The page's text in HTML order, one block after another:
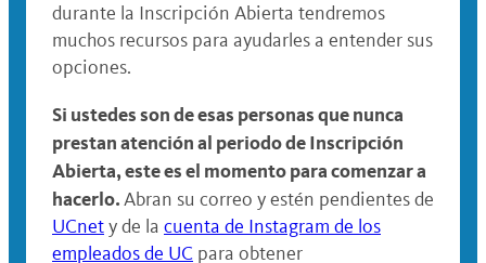
durante la Inscripción Abierta tendremos
muchos recursos para ayudarles a entender sus
opciones.
Si ustedes son de esas personas que nunca
prestan atención al periodo de Inscripción
Abierta, este es el momento para comenzar a
hacerlo.Abran su correo y estén pendientes de
UCnety de la cuenta de Instagram de los
empleados de UC para obtener